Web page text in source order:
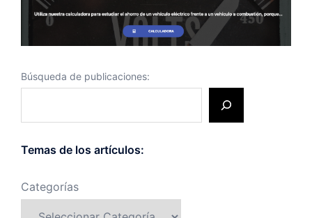
Búsqueda de publicaciones:
Temas de los artículos:
Categorías